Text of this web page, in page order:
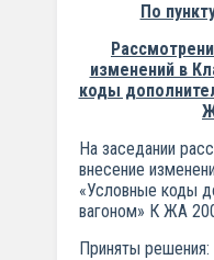
По
изменений в
коды
На заседании
внесение
«Условные коды
вагоном» К ЖА
Приняты решения: